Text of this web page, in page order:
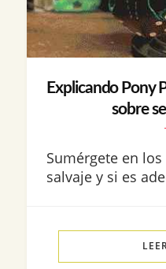
Explicando Pony
sobre
Sumérgete en
salvaje y si es